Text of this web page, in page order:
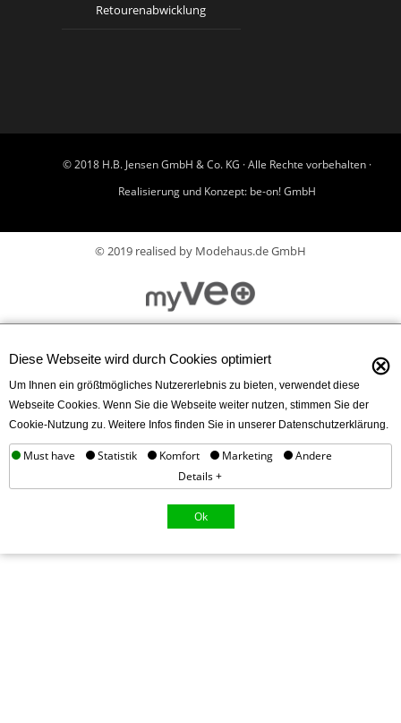
Retourenabwicklung
© 2018 H.B. Jensen GmbH & Co. KG · Alle Rechte vorbehalten ·
Realisierung und Konzept: be-on! GmbH
© 2019 realised by Modehaus.de GmbH
Diese Webseite wird durch Cookies optimiert ⊗
Um Ihnen ein größtmögliches Nutzererlebnis zu bieten, verwendet diese
Webseite Cookies. Wenn Sie die Webseite weiter nutzen, stimmen Sie der
Cookie-Nutzung zu. Weitere Infos finden Sie in unserer Datenschutzerklärung.
Must have Statistik Komfort Marketing
Andere
Details +
Ok